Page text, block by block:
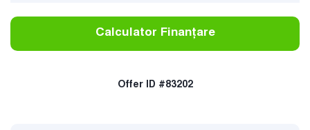
Calculator Finanțare
Offer ID #83202